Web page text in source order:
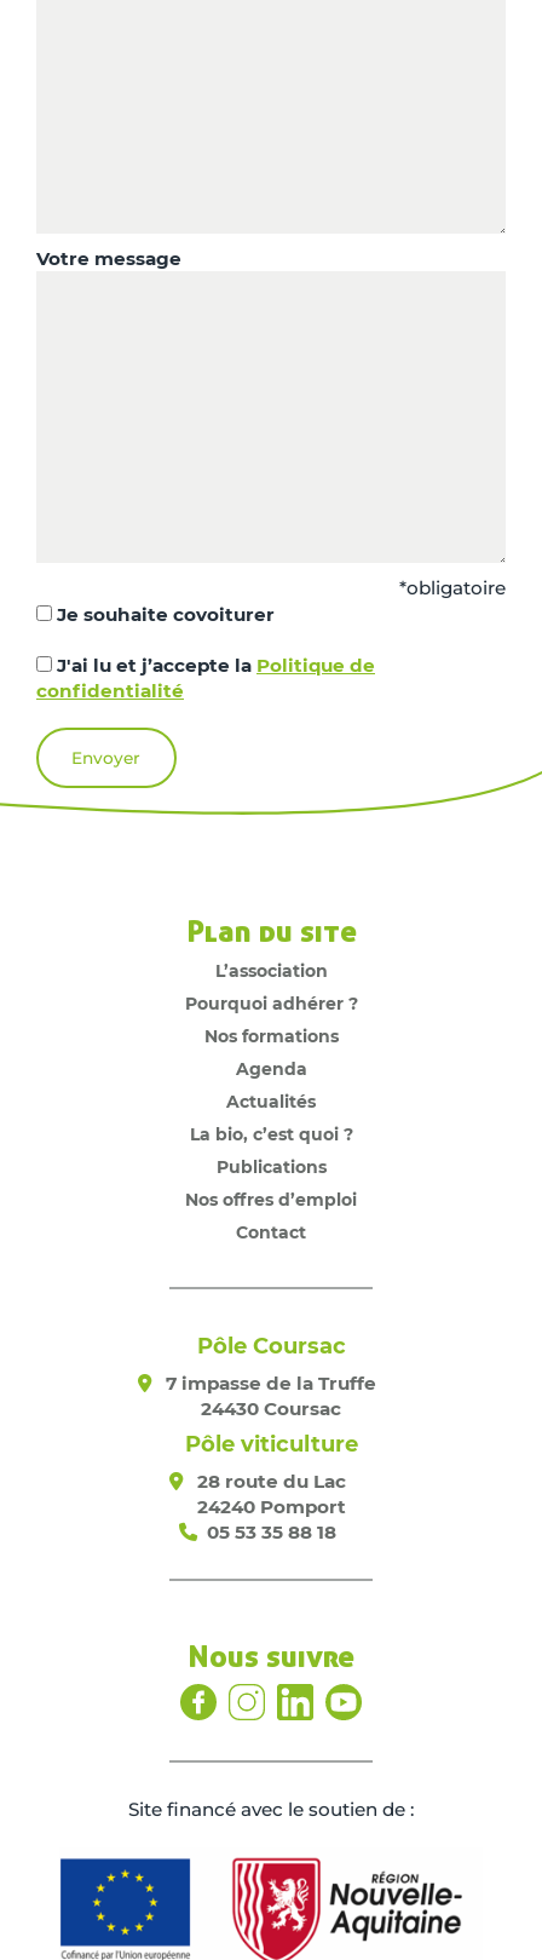
Votre message
*obligatoire
Je souhaite covoiturer
J'ai lu et j’accepte la Politique de
confidentialité
Plan du site
L’association
Pourquoi adhérer ?
Nos formations
Agenda
Actualités
La bio, c’est quoi ?
Publications
Nos offres d’emploi
Contact
Pôle Coursac
7 impasse de la Truffe
24430 Coursac
Pôle viticulture
28 route du Lac
24240 Pomport
05 53 35 88 18
Nous suivre
Site ﬁnancé avec le soutien de :